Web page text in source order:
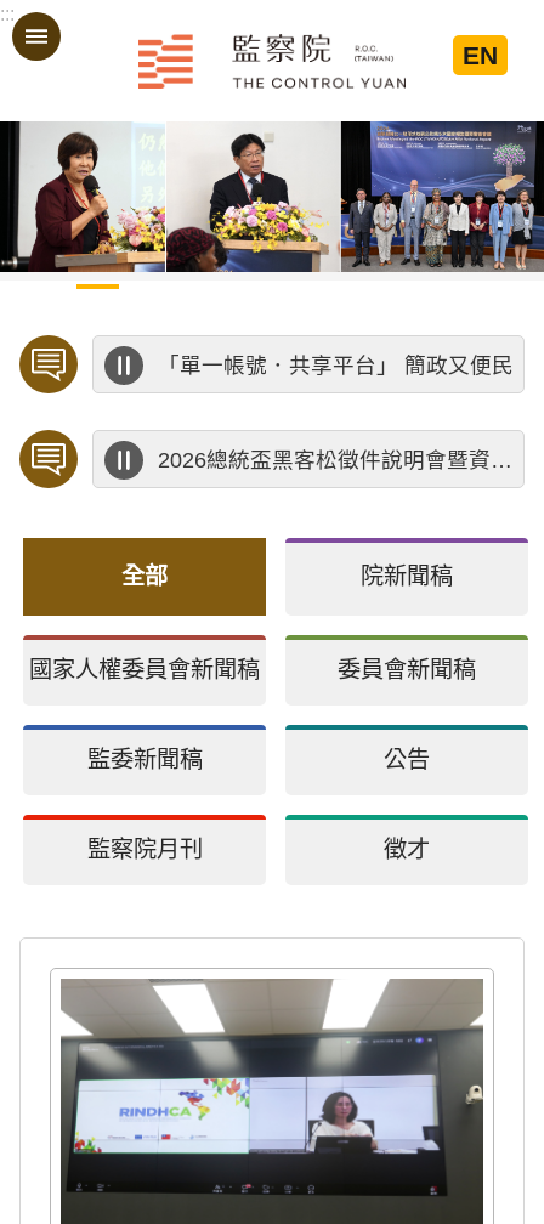
跳到主要內容區塊
:::
EN
「單一帳號．共享平台」 簡政又便民
2026總統盃黑客松徵件說明會暨資料應用講座
全部 院新聞稿
國家人權委員會新聞稿 委員會新聞稿
監委新聞稿 公告
監察院月刊 徵才